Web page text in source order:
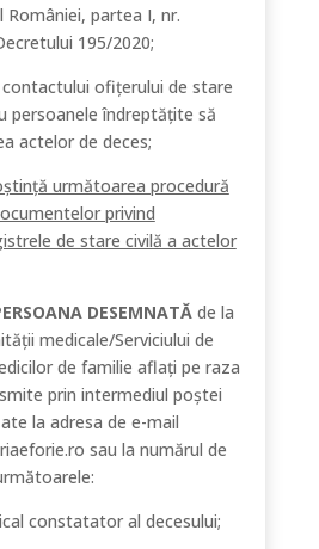
partea I, nr.
195/2020;
ofițerului de stare
persoanele îndreptățite să
actelor de deces;
următoarea procedură
privind
de stare civilă a actelor
DESEMNATĂde la
medicale/Serviciului de
de familie aflați pe raza
prin intermediul poștei
la adresa de e-mail
sau la numărul de
constatator al decesului;